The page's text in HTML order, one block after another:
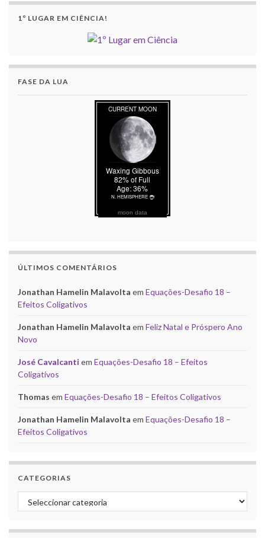
1º LUGAR EM CIÊNCIA!
FASE DA LUA
moon data
ÚLTIMOS COMENTÁRIOS
Jonathan Hamelin Malavolta em Equações-Desafio 18 –
Efeitos Coligativos
Jonathan Hamelin Malavolta em Feliz Natal e Próspero Ano
Novo
José Cavalcanti em Equações-Desafio 18 – Efeitos
Coligativos
Thomas em Equações-Desafio 18 – Efeitos Coligativos
Jonathan Hamelin Malavolta em Equações-Desafio 18 –
Efeitos Coligativos
CATEGORIAS
Categorias